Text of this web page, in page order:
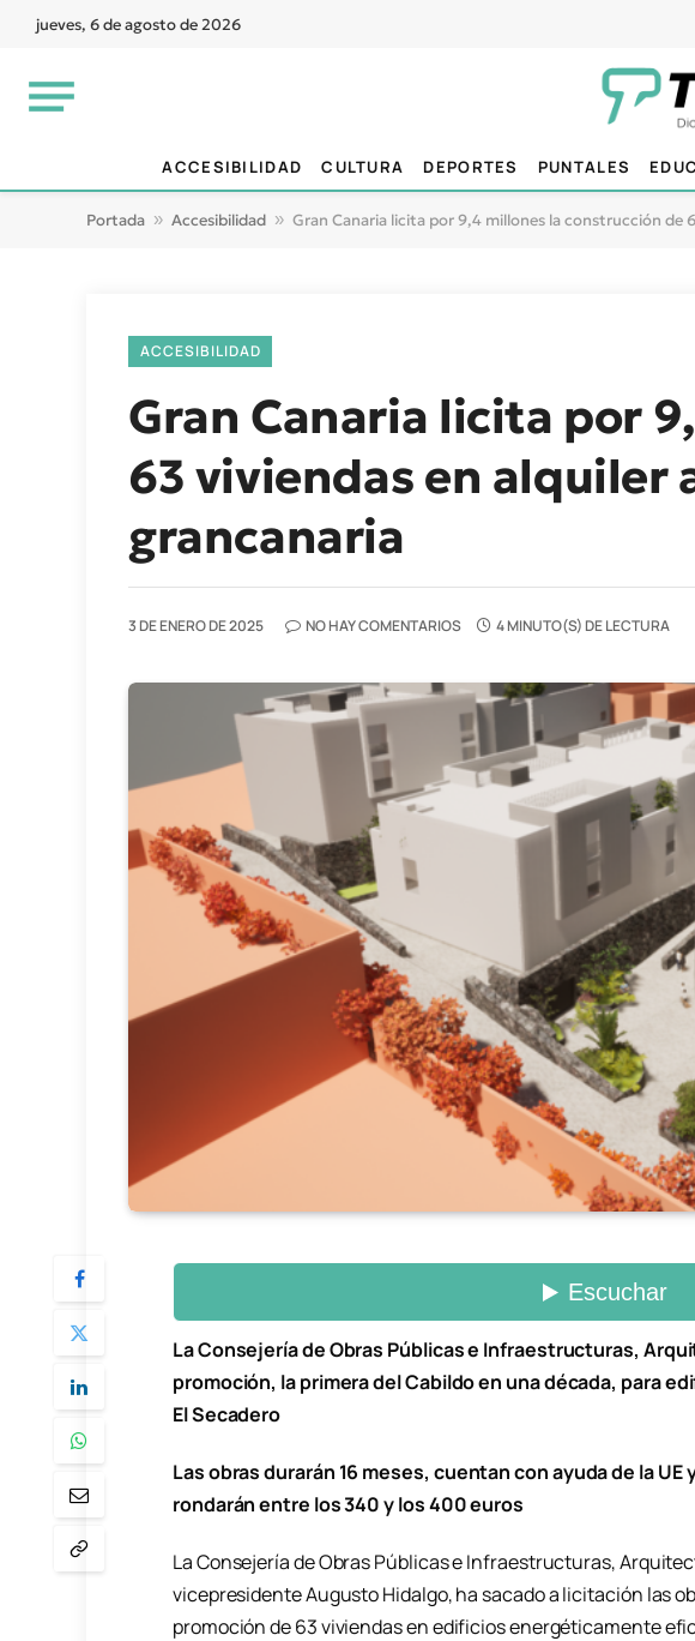
jueves, 6 de agosto de 2026
ACCESIBILIDAD CULTURA DEPORTES PUNTALES
Portada » Accesibilidad » Gran Canaria licita por 9,4 millones la construcción de
ACCESIBILIDAD
Gran Canaria licita por
63 viviendas en alquiler
grancanaria
3 DE ENERO DE 2025 NO HAY COMENTARIOS 4 MINUTO(S) DE LECTURA
La Consejería de Obras Públicas e Infraestructuras,
promoción, la primera del Cabildo en una década, para
El Secadero
Las obras durarán 16 meses, cuentan con ayuda de la
rondarán entre los 340 y los 400 euros
La Consejería de Obras Públicas e Infraestructuras,
vicepresidente Augusto Hidalgo, ha sacado a licitación las
promoción de 63 viviendas en edificios energéticamente